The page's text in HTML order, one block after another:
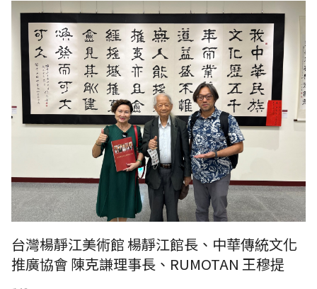
台灣楊靜江美術館 楊靜江館長、中華傳統文化推廣協會 陳克謙理事長、
RUMOTAN 王穆提社長
台灣楊靜江美術館 楊靜江館長、中華傳統文化
推廣協會 陳克謙理事長、RUMOTAN 王穆提